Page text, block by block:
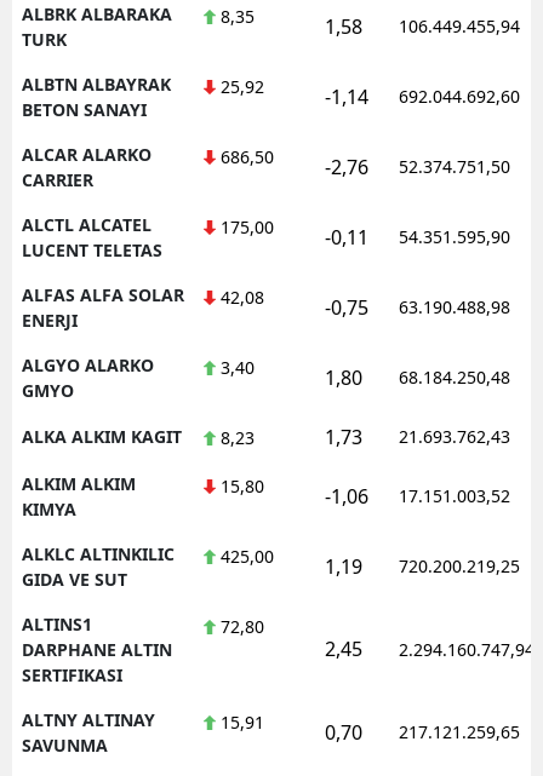
ALBRK ALBARAKA
TURK
8,35 1,58 106.449.455,94
ALBTN ALBAYRAK
BETON SANAYI
25,92 -1,14 692.044.692,60
ALCAR ALARKO
CARRIER
686,50 -2,76 52.374.751,50
ALCTL ALCATEL
LUCENT TELETAS
175,00 -0,11 54.351.595,90
ALFAS ALFA SOLAR
ENERJI
42,08 -0,75 63.190.488,98
ALGYO ALARKO
GMYO
3,40 1,80 68.184.250,48
ALKA ALKIM KAGIT 8,23 1,73 21.693.762,43
ALKIM ALKIM
KIMYA
15,80 -1,06 17.151.003,52
ALKLC ALTINKILIC
GIDA VE SUT
425,00 1,19 720.200.219,25
ALTINS1
DARPHANE ALTIN
SERTIFIKASI
72,80
2,45 2.294.160.747,94
ALTNY ALTINAY
SAVUNMA
15,91 0,70 217.121.259,65